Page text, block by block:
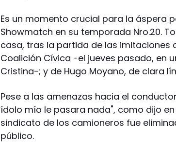
Es un momento crucial para la áspera
Showmatch en su temporada Nro.20.
casa, tras la partida de las imitaciones
Coalición Cívica -el jueves pasado, en
Cristina-; y de Hugo Moyano, de clara
Pese a las amenazas hacia el
ídolo mío le pasara nada", como dijo
sindicato de los camioneros fue
público.